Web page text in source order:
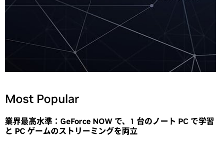
Most Popular
業界最高水準：GeForce NOW で、1 台のノート PC で学習
と PC ゲームのストリーミングを両立